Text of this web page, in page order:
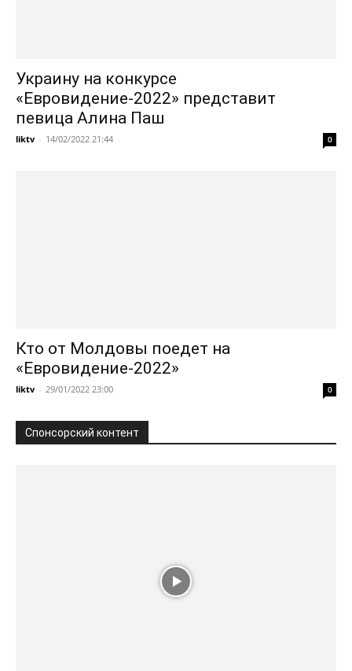
Украину на конкурсе
«Евровидение-2022» представит
певица Алина Паш
liktv - 14/02/2022 21:44 0
Кто от Молдовы поедет на
«Евровидение-2022»
liktv - 29/01/2022 23:00 0
Спонсорский контент